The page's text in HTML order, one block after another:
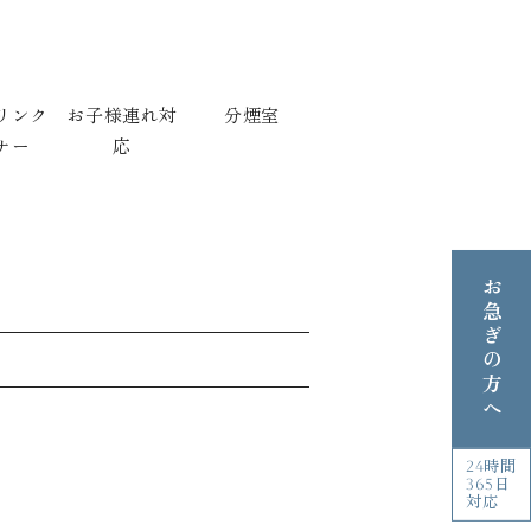
ンク
ー
お子様連れ対
応
分煙室
お急ぎの方へ
24時間
365日
対応